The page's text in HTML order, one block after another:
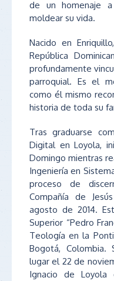
de un homenaje
moldear su vida.
Nacido en
República
profundamente
parroquial. Es el
como él mismo
historia de toda su
Tras graduarse
Digital en Loyola,
Domingo mientras
Ingeniería en
proceso de
Compañía de
agosto de 2014.
Superior “Pedro
Teología en la
Bogotá, Colombia.
lugar el 22 de
Ignacio de